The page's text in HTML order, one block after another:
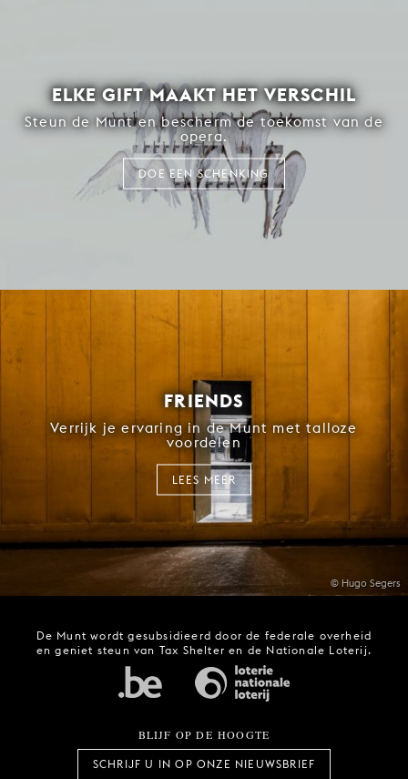
ELKE GIFT MAAKT HET VERSCHIL
Steun de Munt en bescherm de toekomst van de
opera.
DOE EEN SCHENKING
© Hugo Segers
FRIENDS
Verrijk je ervaring in de Munt met talloze
voordelen
LEES MEER
De Munt wordt gesubsidieerd door de federale overheid
en geniet steun van Tax Shelter en de Nationale Loterij.
BLIJF OP DE HOOGTE
SCHRIJF U IN OP ONZE NIEUWSBRIEF